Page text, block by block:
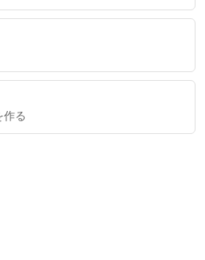
作る